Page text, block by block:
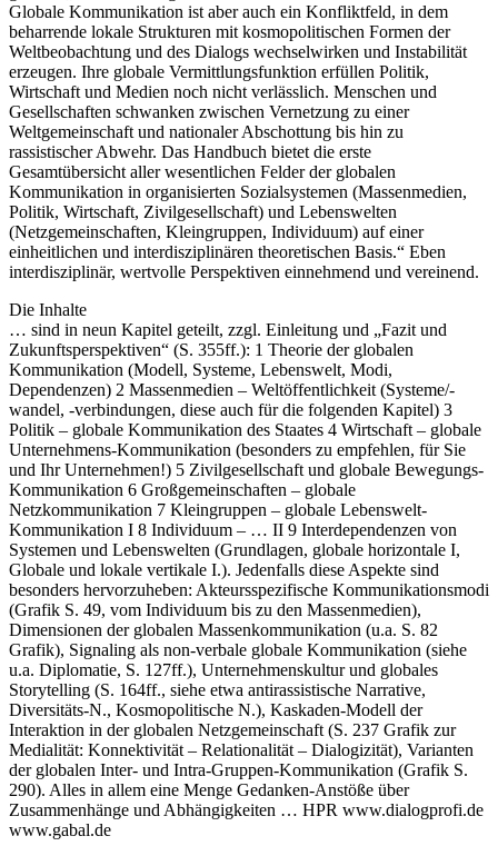
Globale Kommunikation ist aber auch ein Konfliktfeld, in dem
beharrende lokale Strukturen mit kosmopolitischen Formen der
Weltbeobachtung und des Dialogs wechselwirken und Instabilität
erzeugen. Ihre globale Vermittlungsfunktion erfüllen Politik,
Wirtschaft und Medien noch nicht verlässlich. Menschen und
Gesellschaften schwanken zwischen Vernetzung zu einer
Weltgemeinschaft und nationaler Abschottung bis hin zu
rassistischer Abwehr. Das Handbuch bietet die erste
Gesamtübersicht aller wesentlichen Felder der globalen
Kommunikation in organisierten Sozialsystemen (Massenmedien,
Politik, Wirtschaft, Zivilgesellschaft) und Lebenswelten
(Netzgemeinschaften, Kleingruppen, Individuum) auf einer
einheitlichen und interdisziplinären theoretischen Basis.“ Eben
interdisziplinär, wertvolle Perspektiven einnehmend und vereinend.
Die Inhalte
… sind in neun Kapitel geteilt, zzgl. Einleitung und „Fazit und
Zukunftsperspektiven“ (S. 355ff.): 1 Theorie der globalen
Kommunikation (Modell, Systeme, Lebenswelt, Modi,
Dependenzen) 2 Massenmedien – Weltöffentlichkeit (Systeme/-
wandel, -verbindungen, diese auch für die folgenden Kapitel) 3
Politik – globale Kommunikation des Staates 4 Wirtschaft – globale
Unternehmens-Kommunikation (besonders zu empfehlen, für Sie
und Ihr Unternehmen!) 5 Zivilgesellschaft und globale Bewegungs-
Kommunikation 6 Großgemeinschaften – globale
Netzkommunikation 7 Kleingruppen – globale Lebenswelt-
Kommunikation I 8 Individuum – … II 9 Interdependenzen von
Systemen und Lebenswelten (Grundlagen, globale horizontale I,
Globale und lokale vertikale I.). Jedenfalls diese Aspekte sind
besonders hervorzuheben: Akteursspezifische Kommunikationsmodi
(Grafik S. 49, vom Individuum bis zu den Massenmedien),
Dimensionen der globalen Massenkommunikation (u.a. S. 82
Grafik), Signaling als non-verbale globale Kommunikation (siehe
u.a. Diplomatie, S. 127ff.), Unternehmenskultur und globales
Storytelling (S. 164ff., siehe etwa antirassistische Narrative,
Diversitäts-N., Kosmopolitische N.), Kaskaden-Modell der
Interaktion in der globalen Netzgemeinschaft (S. 237 Grafik zur
Medialität: Konnektivität – Relationalität – Dialogizität), Varianten
der globalen Inter- und Intra-Gruppen-Kommunikation (Grafik S.
290). Alles in allem eine Menge Gedanken-Anstöße über
Zusammenhänge und Abhängigkeiten … HPR www.dialogprofi.de
www.gabal.de